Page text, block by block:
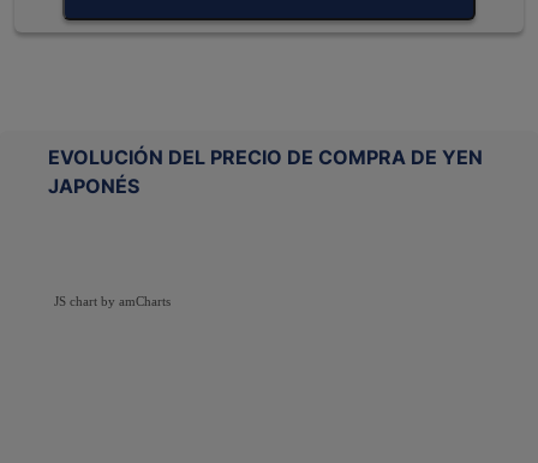
EVOLUCIÓN DEL PRECIO DE COMPRA DE YEN
JAPONÉS
JS chart by amCharts